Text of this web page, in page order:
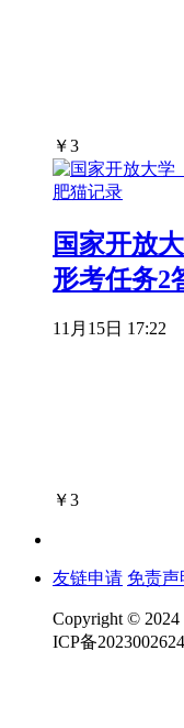
￥3
国家开放
形考任务2
11月15日 17:22
￥3
友链申请 免责声
Copyright © 2024
ICP备